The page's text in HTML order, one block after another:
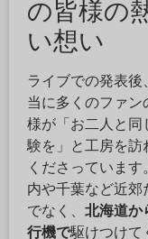
の皆様の
い想い
ライブでの発表後
当に多くのファン
様が「お二人と同
験を」と工房を訪
くださっています
内や千葉など近郊
でなく、 北海道か
行機で駆けつけて